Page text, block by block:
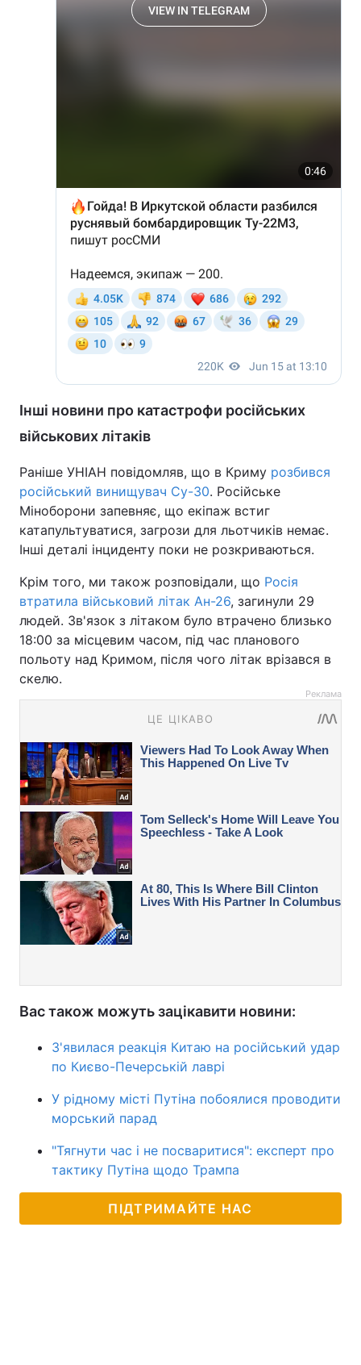
Інші новини про катастрофи російських
військових літаків
Раніше УНІАН повідомляв, що в Криму розбився
російський винищувач Су-30. Російське
Міноборони запевняє, що екіпаж встиг
катапультуватися, загрози для льотчиків немає.
Інші деталі інциденту поки не розкриваються.
Крім того, ми також розповідали, що Росія
втратила військовий літак Ан-26, загинули 29
людей. Зв'язок з літаком було втрачено близько
18:00 за місцевим часом, під час планового
польоту над Кримом, після чого літак врізався в
скелю.
Реклама
Вас також можуть зацікавити новини:
З'явилася реакція Китаю на російський удар
по Києво-Печерській лаврі
У рідному місті Путіна побоялися проводити
морський парад
"Тягнути час і не посваритися": експерт про
тактику Путіна щодо Трампа
ПІДТРИМАЙТЕ НАС